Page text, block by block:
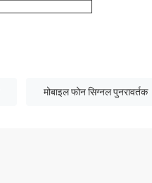
मोबाइल फोन सिग्नल पुनरावर्तक